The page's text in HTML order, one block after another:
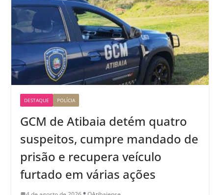
DESTAQUE POLÍCIA
GCM de Atibaia detém quatro
suspeitos, cumpre mandado de
prisão e recupera veículo
furtado em várias ações